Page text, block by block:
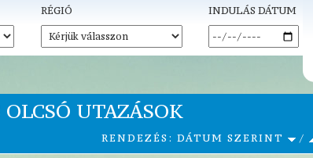
RÉGIÓ INDULÁS DÁTUM
UTAZÁSOK
RENDEZÉS: DÁTUM SZERINT /